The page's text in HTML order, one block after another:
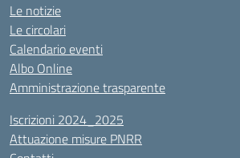
Le notizie
Le circolari
Calendario eventi
Albo Online
Amministrazione trasparente
Iscrizioni 2024_2025
Attuazione misure PNRR